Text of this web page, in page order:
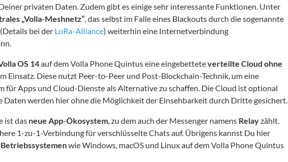
privaten Daten. Zudem gibt es einige sehr interessante Funktionen. Unter
„Volla-Meshnetz“, das selbst im Falle eines Blackouts durch die sogenannte
(Details bei der LoRa-Alliance) weiterhin eine Internetverbindung
OS 14auf dem Volla Phone Quintus eine eingebetteteverteilte Cloud ohne
Einsatz. Diese nutzt Peer-to-Peer und Post-Blockchain-Technik, um eine
für Apps und Cloud-Dienste als Alternative zu schaffen. Die Cloud ist optional
Daten werden hier ohne die Möglichkeit der Einsehbarkeit durch Dritte gesichert.
ist das neue App-Ökosystem, zu dem auch der Messenger namens Relayzählt.
1-zu-1-Verbindung für verschlüsselte Chats auf. Übrigens kannst Du hier
wie Windows, macOS und Linux auf dem Volla Phone Quintus